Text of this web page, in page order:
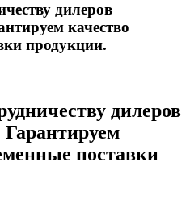
дилеров
качество
продукции.
дилеров
поставки